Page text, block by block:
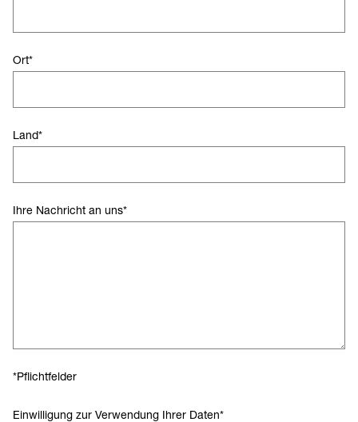
Ort*
Land*
Ihre Nachricht an uns*
*Pflichtfelder
Einwilligung zur Verwendung Ihrer Daten*